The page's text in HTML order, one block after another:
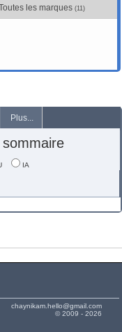
les marques (11)
Plus...
IA
chaynikam.hello@gmail.com
© 2009 - 2026